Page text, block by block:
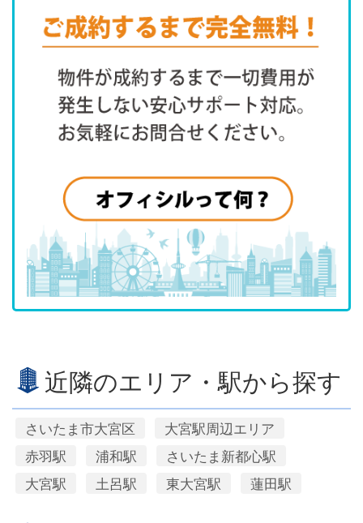
近隣のエリア・駅から探す
さいたま市大宮区
大宮駅周辺エリア
赤羽駅
浦和駅
さいたま新都心駅
大宮駅
土呂駅 東大宮駅 蓮田駅